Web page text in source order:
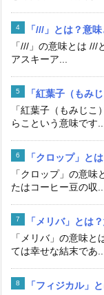
「///」とは？意
「///」の意味とは
アスキーア...
「紅葉子（もみ
「紅葉子（もみじ
らこという意味です...
「クロップ」と
「クロップ」の意
たはコーヒー豆の収...
「メリバ」とは
「メリバ」の意味
ては幸せな結末であ...
「フィジカル」